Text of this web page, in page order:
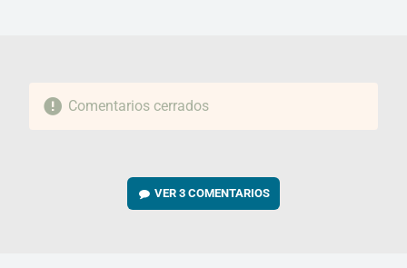
Comentarios cerrados
VER3 COMENTARIOS